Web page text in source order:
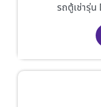
รถตู้เช่ารุ่